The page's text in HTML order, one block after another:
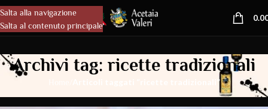
Salta alla navigazione
Salta al contenuto principale
MENU
Archivi tag: ricette tradizionali
Articoli taggati “ricette tradizionali”